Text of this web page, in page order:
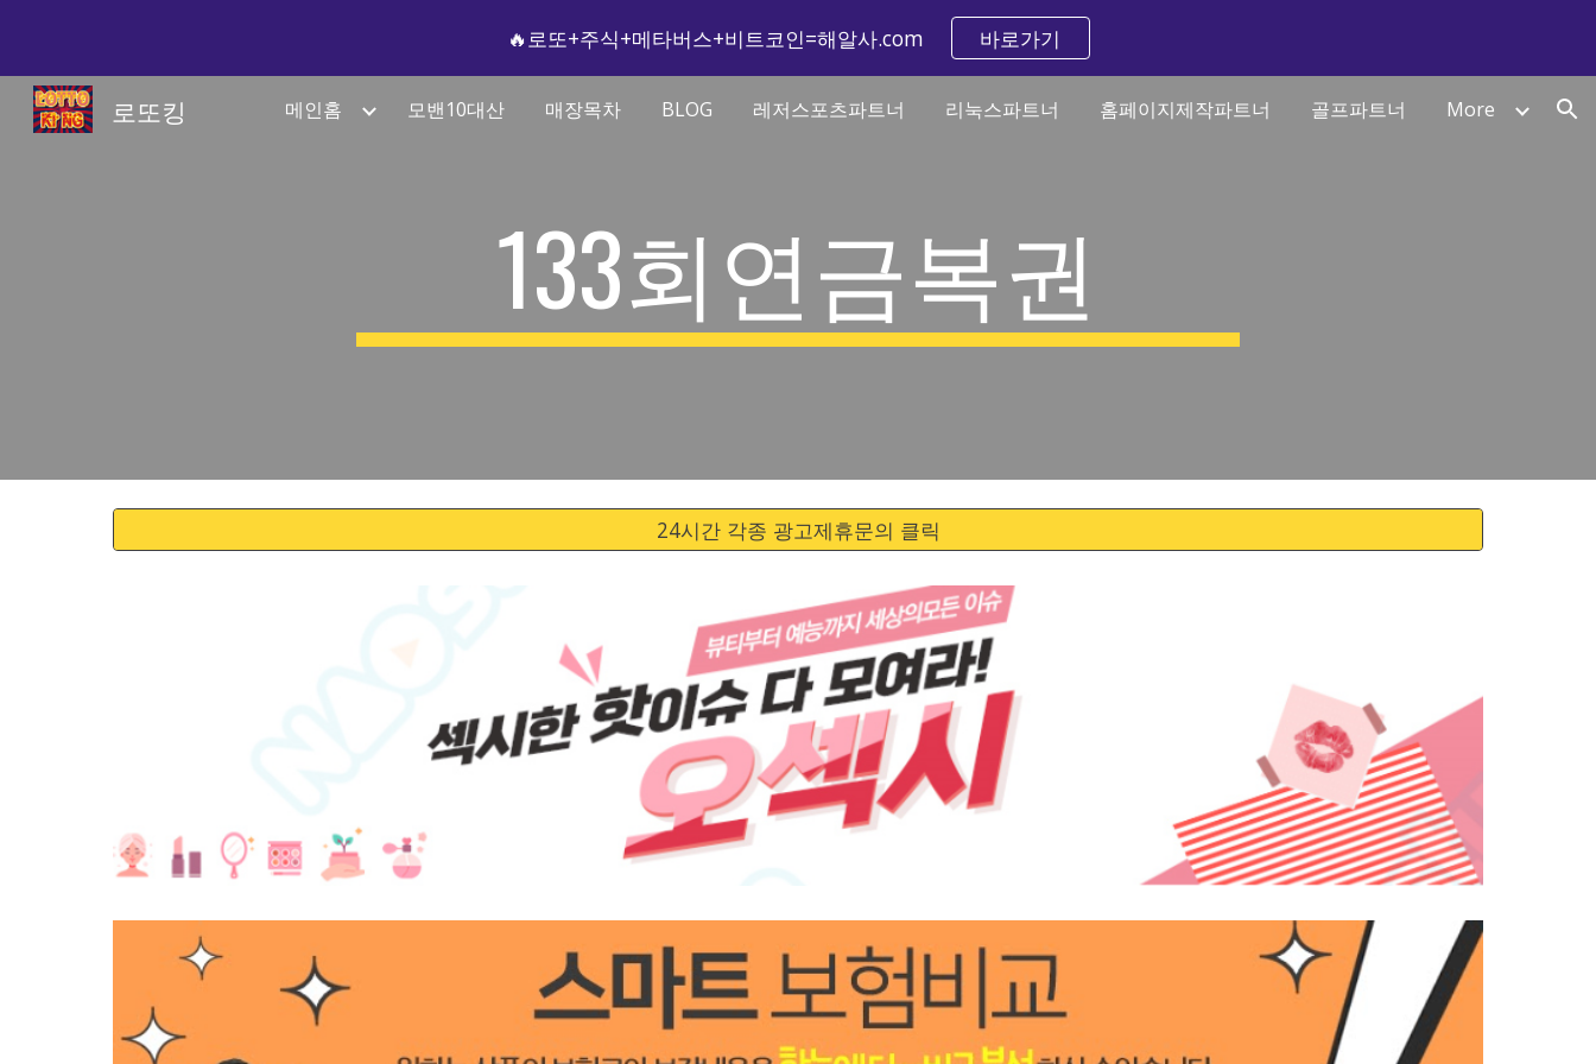
Skip to main content Skip to navigation
🔥로또+주식+메타버스+비트코인=해알사.com 바로가기
로또킹 메인홈 모밴10대산 매장목차 BLOG 레저스포츠파트너 리눅스파트너 홈페이지제작파트너 골프파트너 More
133회연금복권
24시간 각종 광고제휴문의 클릭